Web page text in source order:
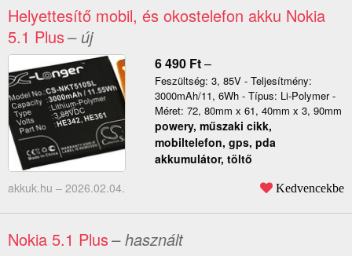
Helyettesítő mobil, és okostelefon akku Nokia
5.1 Plus– új
6 490 Ft–
Feszültség: 3, 85V - Teljesítmény:
3000mAh/11, 6Wh - Típus: Li-Polymer -
Méret: 72, 80mm x 61, 40mm x 3, 90mm
powery, műszaki cikk,
mobiltelefon, gps, pda
akkumulátor, töltő
akkuk.hu – 2026.02.04. Kedvencekbe
Nokia 5.1 Plus– használt